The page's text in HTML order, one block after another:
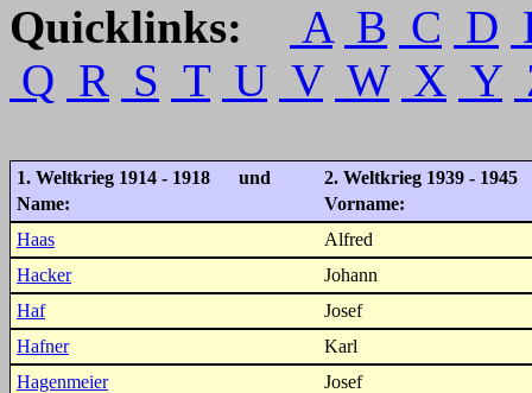
Quicklinks: A B C D
Q R S T U V W X Y
1. Weltkrieg 1914 - 1918 und
2. Weltkrieg 1939 - 1945
Name:
Vorname:
Haas
Alfred
Hacker
Johann
Haf
Josef
Hafner
Karl
Hagenmeier
Josef